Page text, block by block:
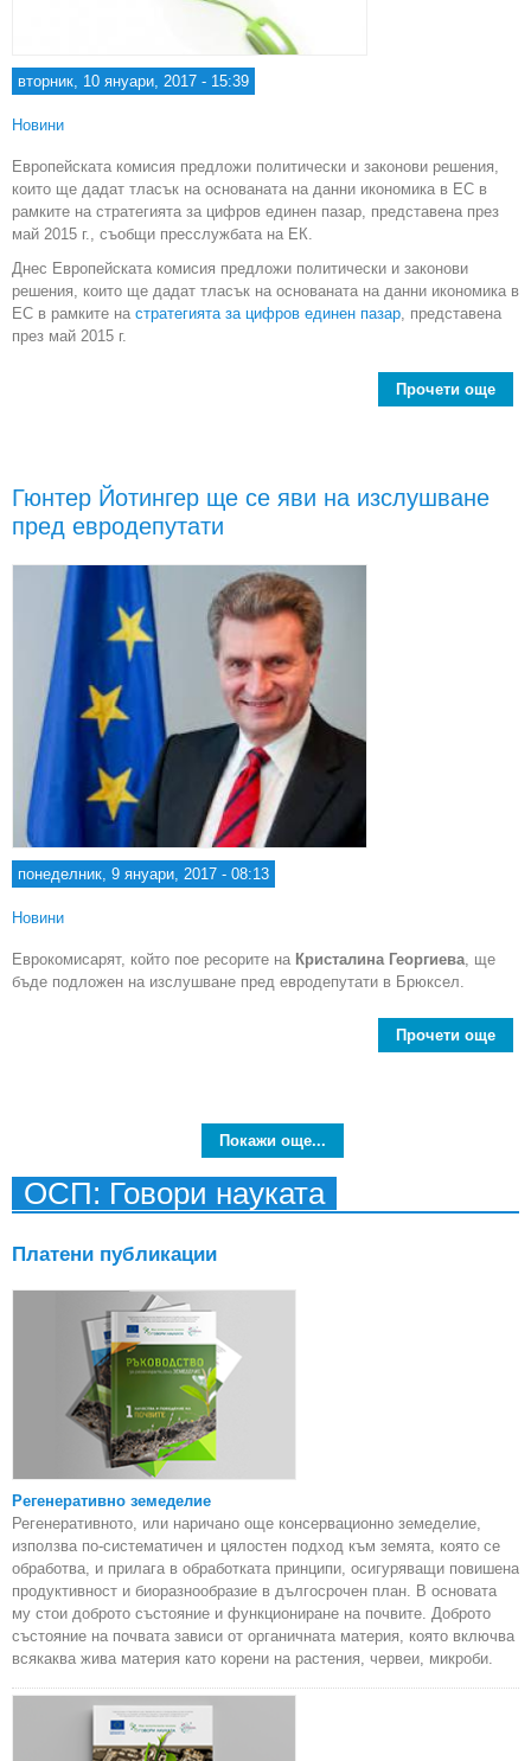
вторник, 10 януари, 2017 - 15:39
Новини
Европейската комисия предложи политически и законови решения,
които ще дадат тласък на основаната на данни икономика в ЕС в
рамките на стратегията за цифров единен пазар, представена през
май 2015 г., съобщи пресслужбата на ЕК.
Днес Европейската комисия предложи политически и законови
решения, които ще дадат тласък на основаната на данни икономика в
ЕС в рамките на стратегията за цифров единен пазар , представена
през май 2015 г.
Прочети още
Гюнтер Йотингер ще се яви на изслушване
пред евродепутати
понеделник, 9 януари, 2017 - 08:13
Новини
Еврокомисарят, който пое ресорите на Кристалина Георгиева , ще
бъде подложен на изслушване пред евродепутати в Брюксел.
Прочети още
Покажи още...
ОСП: Говори науката
Платени публикации
Регенеративно земеделие
Регенеративното, или наричано още консервационно земеделие,
използва по-систематичен и цялостен подход към земята, която се
обработва, и прилага в обработката принципи, осигуряващи повишена
продуктивност и биоразнообразие в дългосрочен план. В основата
му стои доброто състояние и функциониране на почвите. Доброто
състояние на почвата зависи от органичната материя, която включва
всякаква жива материя като корени на растения, червеи, микроби.